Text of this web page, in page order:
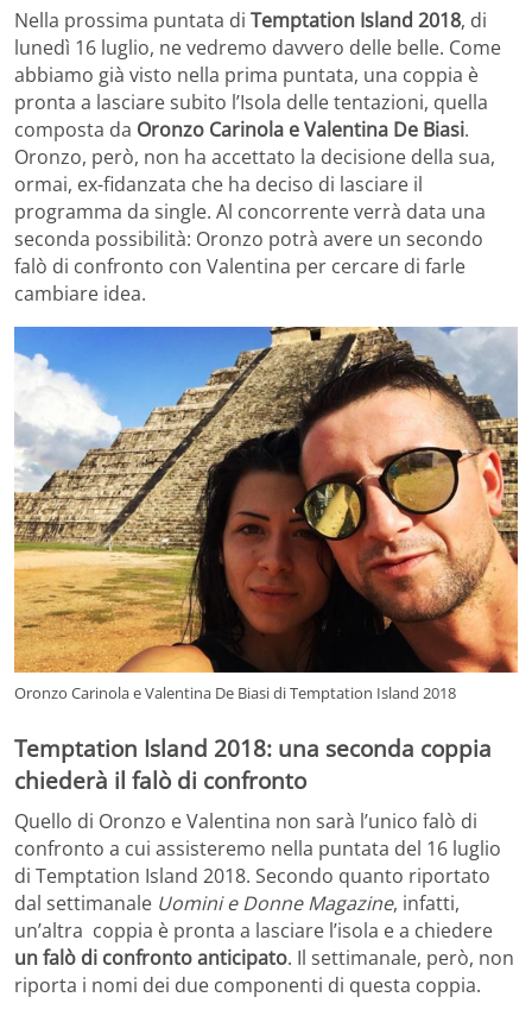
Nella prossima puntata di Temptation Island 2018, di
lunedì 16 luglio, ne vedremo davvero delle belle. Come
abbiamo già visto nella prima puntata, una coppia è
pronta a lasciare subito l’Isola delle tentazioni, quella
composta da Oronzo Carinola e Valentina De Biasi.
Oronzo, però, non ha accettato la decisione della sua,
ormai, ex-fidanzata che ha deciso di lasciare il
programma da single. Al concorrente verrà data una
seconda possibilità: Oronzo potrà avere un secondo
falò di confronto con Valentina per cercare di farle
cambiare idea.
Oronzo Carinola e Valentina De Biasi di Temptation Island 2018
Temptation Island 2018: una seconda coppia
chiederà il falò di confronto
Quello di Oronzo e Valentina non sarà l’unico falò di
confronto a cui assisteremo nella puntata del 16 luglio
di Temptation Island 2018. Secondo quanto riportato
dal settimanale Uomini e Donne Magazine, infatti,
un’altra coppia è pronta a lasciare l’isola e a chiedere
un falò di confronto anticipato. Il settimanale, però, non
riporta i nomi dei due componenti di questa coppia.